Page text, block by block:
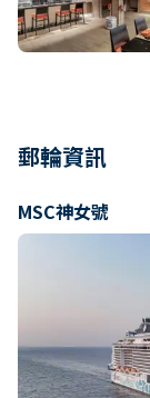
郵輪資訊
MSC神女號